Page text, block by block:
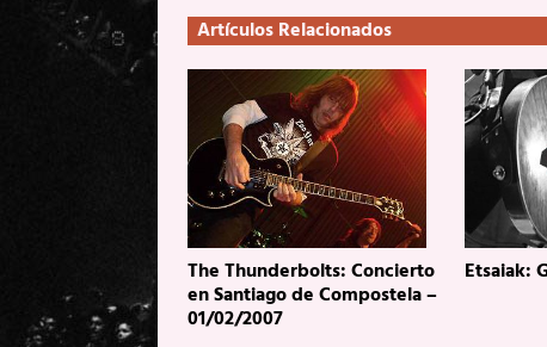
Artículos Relacionados
The Thunderbolts: Concierto
en Santiago de Compostela –
01/02/2007
Etsaiak: